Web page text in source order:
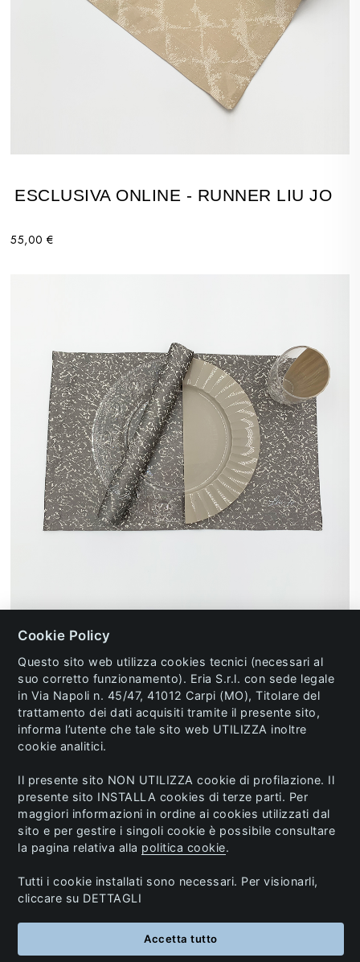
ESCLUSIVA ONLINE - RUNNER LIU JO
55,00 €
ESCLUSIVA ONLINE - COMPLETO
AMERICANE LIU JO
50,00 €
Cookie Policy
Questo sito web utilizza cookies tecnici (necessari al
suo corretto funzionamento). Eria S.r.l. con sede legale
in Via Napoli n. 45/47, 41012 Carpi (MO), Titolare del
trattamento dei dati acquisiti tramite il presente sito,
informa l’utente che tale sito web UTILIZZA inoltre
cookie analitici.
Il presente sito NON UTILIZZA cookie di profilazione. Il
presente sito INSTALLA cookies di terze parti. Per
maggiori informazioni in ordine ai cookies utilizzati dal
sito e per gestire i singoli cookie è possibile consultare
la pagina relativa alla politica cookie.
Tutti i cookie installati sono necessari. Per visionarli,
cliccare su DETTAGLI
Accetta tutto